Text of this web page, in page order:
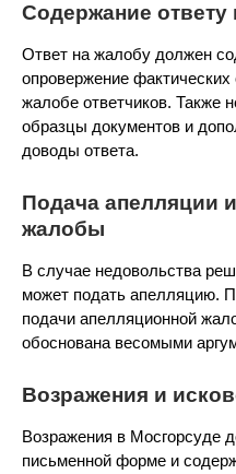
Содержание ответу
Ответ на жалобу должен
опровержение
жалобе ответчиков. Также
образцы документов и
доводы ответа.
Подача апелляции
жалобы
В случае недовольства
может подать апелляцию.
подачи апелляционной
обоснована весомыми
Возражения и
Возражения в Мосгорсуде
письменной форме и